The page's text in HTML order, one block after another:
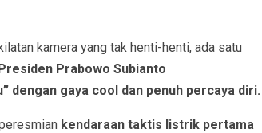
kamera yang tak henti-henti, ada satu
Prabowo Subianto
dengan gaya cool dan penuh percaya diri.
kendaraan taktis listrik pertama